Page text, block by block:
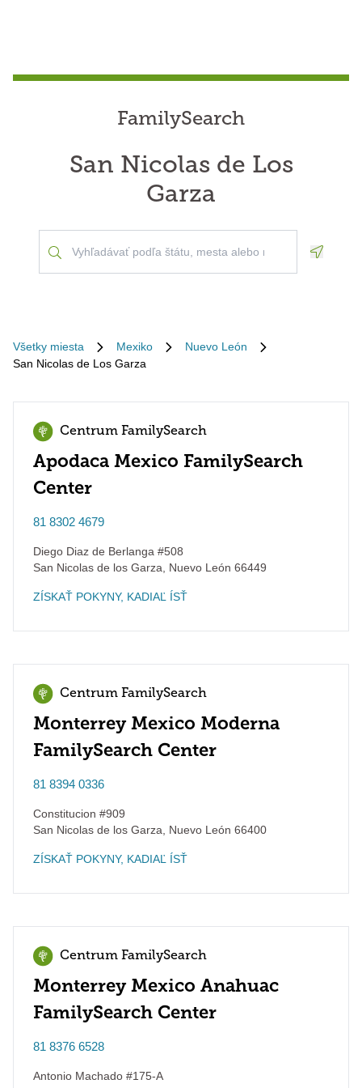
FamilySearch
San Nicolas de Los
Garza
Všetky miesta Mexiko
Nuevo León
San Nicolas de Los Garza
Centrum FamilySearch
Apodaca Mexico FamilySearch
Center
81 8302 4679
Diego Diaz de Berlanga #508
San Nicolas de los Garza
Nuevo León 66449
ZÍSKAŤ POKYNY, KADIAĽ ÍSŤ
Centrum FamilySearch
Monterrey Mexico Moderna
FamilySearch Center
81 8394 0336
Constitucion #909
San Nicolas de los Garza
Nuevo León 66400
ZÍSKAŤ POKYNY, KADIAĽ ÍSŤ
Centrum FamilySearch
Monterrey Mexico Anahuac
FamilySearch Center
81 8376 6528
Antonio Machado #175-A